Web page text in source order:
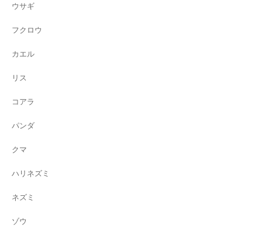
ウサギ
フクロウ
カエル
リス
コアラ
パンダ
クマ
ハリネズミ
ネズミ
ゾウ